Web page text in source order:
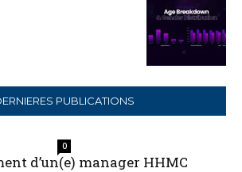
PUBLICATIONS
0
d’un(e) manager HHMC